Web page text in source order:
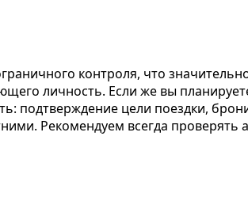
контроля, что
личность. Если же вы
подтверждение цели поездки,
Рекомендуем всегда проверять